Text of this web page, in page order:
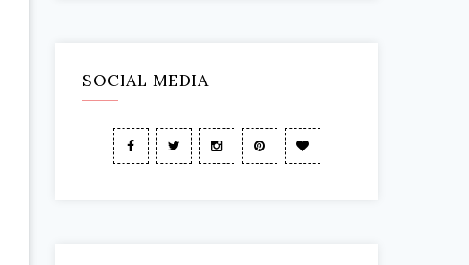
SOCIAL MEDIA